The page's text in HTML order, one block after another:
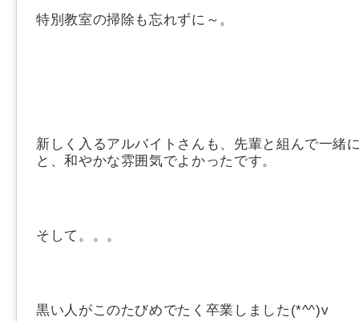
特別教室の掃除も忘れずに～。
新しく入るアルバイトさんも、先輩と組んで一緒
と、和やかな雰囲気でよかったです。
そして。。。
黒い人がこのたびめでたく卒業しました(*^^)v